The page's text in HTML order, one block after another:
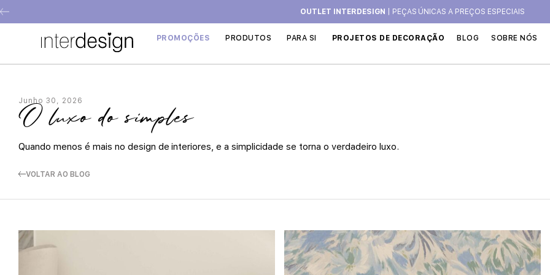
OUTLET INTERDESIGN | PEÇAS ÚNICAS A PREÇOS ESPECIAIS
PROMOÇÕES PRODUTOS PARA SI PROJETOS DE DECORAÇÃO BLOG SOBRE NÓS
Junho 30, 2026
O luxo do simples
Quando menos é mais no design de interiores, e a simplicidade se torna o verdadeiro luxo.
VOLTAR AO BLOG